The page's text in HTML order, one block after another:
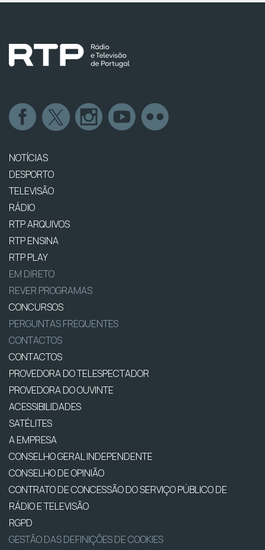
NOTÍCIAS
DESPORTO
TELEVISÃO
RÁDIO
RTP ARQUIVOS
RTP ENSINA
RTP PLAY
EM DIRETO
REVER PROGRAMAS
CONCURSOS
PERGUNTAS FREQUENTES
CONTACTOS
CONTACTOS
PROVEDORA DO TELESPECTADOR
PROVEDORA DO OUVINTE
ACESSIBILIDADES
SATÉLITES
A EMPRESA
CONSELHO GERAL INDEPENDENTE
CONSELHO DE OPINIÃO
CONTRATO DE CONCESSÃO DO SERVIÇO PÚBLICO DE
RÁDIO E TELEVISÃO
RGPD
GESTÃO DAS DEFINIÇÕES DE COOKIES